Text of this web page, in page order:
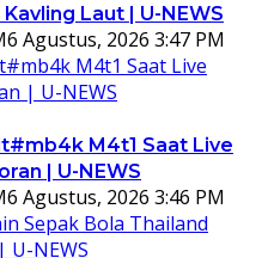
Laut | U-NEWS
6 Agustus, 2026 3:47 PM
M4t1 Saat Live
| U-NEWS
6 Agustus, 2026 3:46 PM